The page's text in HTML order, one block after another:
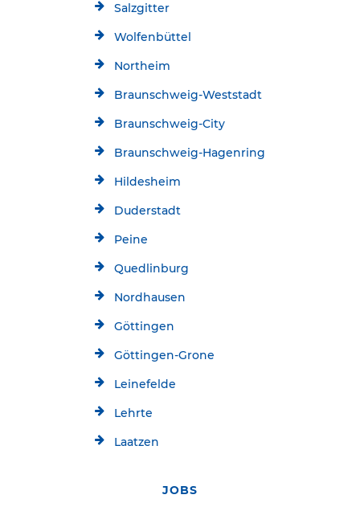
Salzgitter
Wolfenbüttel
Northeim
Braunschweig-Weststadt
Braunschweig-City
Braunschweig-Hagenring
Hildesheim
Duderstadt
Peine
Quedlinburg
Nordhausen
Göttingen
Göttingen-Grone
Leinefelde
Lehrte
Laatzen
JOBS